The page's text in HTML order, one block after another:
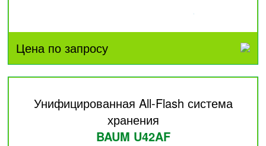
Цена по запросу
Унифицированная All-Flash система
хранения
BAUM U42AF